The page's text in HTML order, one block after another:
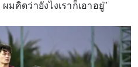
คิดว่ายังไงเราก็เอาอยู่"